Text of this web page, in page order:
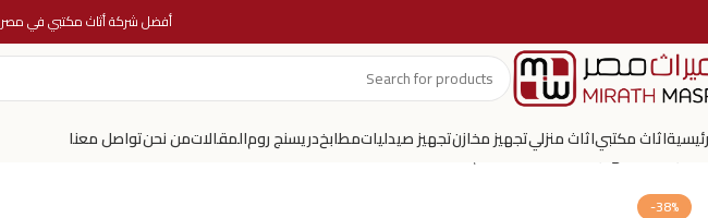
أفضل شركة أثاث مكتبي في مصر
اثاث مكتبياثاث منزليتجهيز مخازنتجهيز صيدلياتمطابخدريسنج رومالمقالاتمن نحنتواصل معنا الرئيسية تجهيز صيدليات 3d تصميم صيدليه
-38%